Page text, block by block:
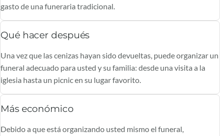
gasto de una funeraria tradicional.
Qué hacer después
Una vez que las cenizas hayan sido devueltas, puede organizar un
funeral adecuado para usted y su familia: desde una visita a la
iglesia hasta un picnic en su lugar favorito.
Más económico
Debido a que está organizando usted mismo el funeral,